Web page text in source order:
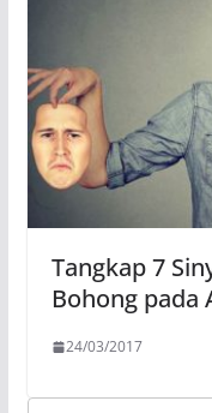
Tangkap 7
Bohong pada
24/03/2017